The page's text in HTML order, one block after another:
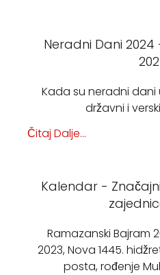
Neradni Dani 2024
Kada su neradni dani
državni i
Čitaj Dalje...
Kalendar -
Ramazanski Bajram
2023, Nova 1445.
posta, rođenje